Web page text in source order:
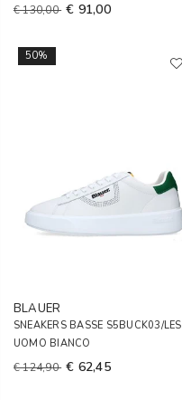
€ 130,00 € 91,00
50%
BLAUER
SNEAKERS BASSE S5BUCK03/LES
UOMO BIANCO
€ 124,90 € 62,45